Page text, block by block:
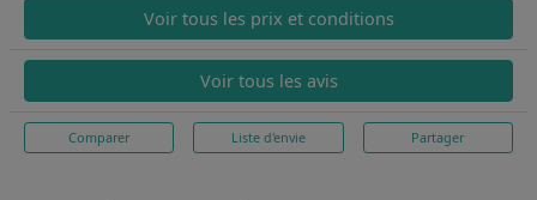
Voir tous les prix et conditions
Voir tous les avis
Comparer Liste d'envie Partager